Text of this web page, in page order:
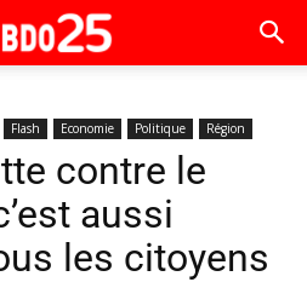
Flash Economie Politique Région
contre le
aussi
les citoyens